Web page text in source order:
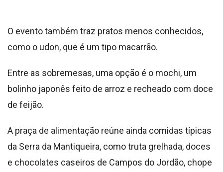
O evento também traz pratos menos conhecidos,
como o udon, que é um tipo macarrão.
Entre as sobremesas, uma opção é o mochi, um
bolinho japonês feito de arroz e recheado com doce
de feijão.
A praça de alimentação reúne ainda comidas típicas
da Serra da Mantiqueira, como truta grelhada, doces
e chocolates caseiros de Campos do Jordão, chope